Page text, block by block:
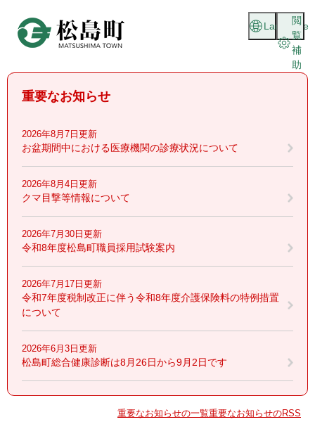
頭
閲
覧
補
助
Language
重要なお知らせ
2026年8月7日更新
お盆期間中における医療機関の診療状況について
2026年8月4日更新
クマ目撃等情報について
2026年7月30日更新
令和8年度松島町職員採用試験案内
2026年7月17日更新
令和7年度税制改正に伴う令和8年度介護保険料の特例措置
について
2026年6月3日更新
松島町総合健康診断は8月26日から9月2日です
重要なお知らせの一覧重要なお知らせのRSS